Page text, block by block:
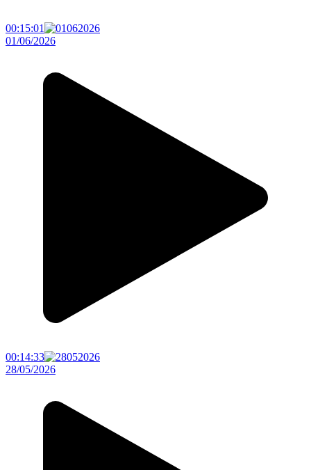
00:15:01
01/06/2026
00:14:33
28/05/2026